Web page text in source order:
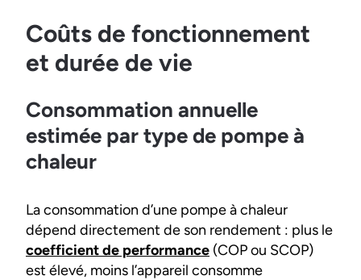
Coûts de fonctionnement
et durée de vie
Consommation annuelle
estimée par type de pompe à
chaleur
La consommation d’une pompe à chaleur
dépend directement de son rendement : plus le
coefficient de performance (COP ou SCOP)
est élevé, moins l’appareil consomme